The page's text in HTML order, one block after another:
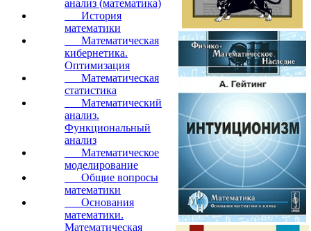
анализ (математика)
История
математики
Математическая
кибернетика.
Оптимизация
Математическая
статистика
Математический
анализ.
Функциональный
анализ
Математическое
моделирование
Общие вопросы
математики
Основания
математики.
Математическая